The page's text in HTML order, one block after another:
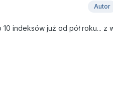
Autor
indeksów już od pół roku... z